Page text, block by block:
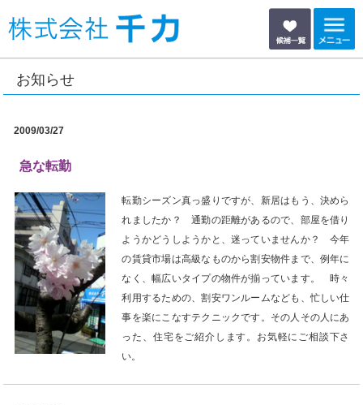
2009/03/27
急な転勤
転勤シーズン真っ盛りですが、新居はもう、決めら
れましたか？ 通勤の距離があるので、部屋を借り
ようかどうしようかと、迷っていませんか？ 今年
の賃貸市場は高級なものから割安物件まで、例年に
なく、幅広いタイプの物件が揃っています。 時々
利用するための、割安ワンルームなども、忙しい仕
事を楽にこなすテクニックです。その人その人にあ
った、住宅をご紹介します。お気軽にご相談下さ
い。